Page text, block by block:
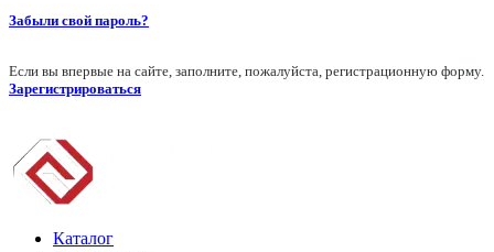
Забыли свой пароль?
Если вы впервые на сайте, заполните, пожалуйста, регистрационную форму.
Зарегистрироваться
Каталог